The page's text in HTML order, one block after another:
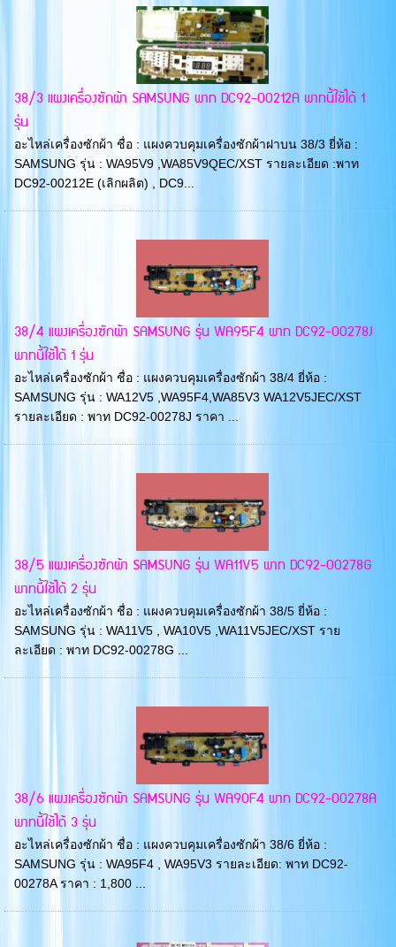
38/3 แผงเครื่องซักผ้า SAMSUNG พาท DC92-00212A พาทนี้ใช้ได้ 1
รุ่น
อะไหล่เครื่องซักผ้า ชื่อ : แผงควบคุมเครื่องซักผ้าฝาบน 38/3 ยี่ห้อ :
SAMSUNG รุ่น : WA95V9 ,WA85V9QEC/XST รายละเอียด :พาท
DC92-00212E (เลิกผลิต) , DC9...
38/4 แผงเครื่องซักผ้า SAMSUNG รุ่น WA95F4 พาท DC92-00278J
พาทนี้ใช้ได้ 1 รุ่น
อะไหล่เครื่องซักผ้า ชื่อ : แผงควบคุมเครื่องซักผ้า 38/4 ยี่ห้อ :
SAMSUNG รุ่น : WA12V5 ,WA95F4,WA85V3 WA12V5JEC/XST
รายละเอียด : พาท DC92-00278J ราคา ...
38/5 แผงเครื่องซักผ้า SAMSUNG รุ่น WA11V5 พาท DC92-00278G
พาทนี้ใช้ได้ 2 รุ่น
อะไหล่เครื่องซักผ้า ชื่อ : แผงควบคุมเครื่องซักผ้า 38/5 ยี่ห้อ :
SAMSUNG รุ่น : WA11V5 , WA10V5 ,WA11V5JEC/XST ราย
ละเอียด : พาท DC92-00278G ...
38/6 แผงเครื่องซักผ้า SAMSUNG รุ่น WA90F4 พาท DC92-00278A
พาทนี้ใช้ได้ 3 รุ่น
อะไหล่เครื่องซักผ้า ชื่อ : แผงควบคุมเครื่องซักผ้า 38/6 ยี่ห้อ :
SAMSUNG รุ่น : WA95F4 , WA95V3 รายละเอียด: พาท DC92-
00278A ราคา : 1,800 ...